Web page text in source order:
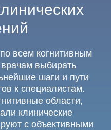
всем когнитивным
выбирать
шаги и пути
к специалистам.
области,
клинические
с объективными